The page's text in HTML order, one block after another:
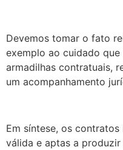
Devemos tomar o fato
exemplo ao cuidado
armadilhas contratuais,
um acompanhamento
Em síntese, os
válida e aptas a